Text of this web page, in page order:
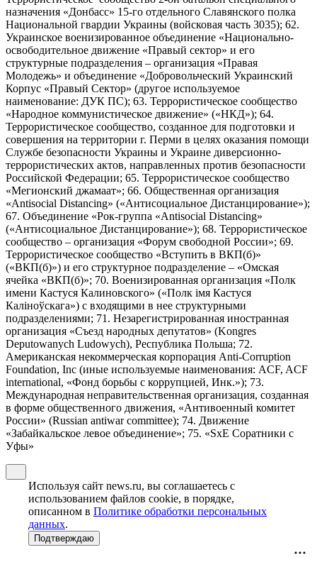
назначения «Донбасс» 15-го отдельного Славянского полка
Национальной гвардии Украины (войсковая часть 3035); 62.
Украинское военизированное объединение «Национально-
освободительное движение «Правый сектор» и его
структурные подразделения – организация «Правая
Молодежь» и объединение «Добровольческий Украинский
Корпус «Правый Сектор» (другое используемое
наименование: ДУК ПС); 63. Террористическое сообщество
«Народное коммунистическое движение» («НКД»); 64.
Террористическое сообщество, созданное для подготовки и
совершения на территории г. Перми в целях оказания помощи
Службе безопасности Украины и Украине диверсионно-
террористических актов, направленных против безопасности
Российской Федерации; 65. Террористическое сообщество
«Мегионский джамаат»; 66. Общественная организация
«Antisocial Distancing» («Антисоциальное Дистанцирование»);
67. Объединение «Рок-группа «Antisocial Distancing»
(«Антисоциальное Дистанцирование»); 68. Террористическое
сообщество – организация «Форум свободной России»; 69.
Террористическое сообщество «Вступить в ВКП(б)»
(«ВКП(б)») и его структурное подразделение – «Омская
ячейка «ВКП(б)»; 70. Военизированная организация «Полк
имени Кастуся Калиновского» («Полк iмя Кастуся
Калiноўскага») с входящими в нее структурными
подразделениями; 71. Незарегистрированная иностранная
организация «Съезд народных депутатов» (Kongres
Deputowanych Ludowych), Республика Польша; 72.
Американская некоммерческая корпорация Anti-Corruption
Foundation, Inc (иные используемые наименования: ACF, ACF
international, «Фонд борьбы с коррупцией, Инк.»); 73.
Международная неправительственная организация, созданная
в форме общественного движения, «Антивоенный комитет
России» (Russian antiwar committee); 74. Движение
«Забайкальское левое объединение»; 75. «SxE Соратники с
Уфы»
Используя сайт news.ru, вы соглашаетесь с
использованием файлов cookie, в порядке,
описанном в Политике обработки персональных
данных.
Подтверждаю